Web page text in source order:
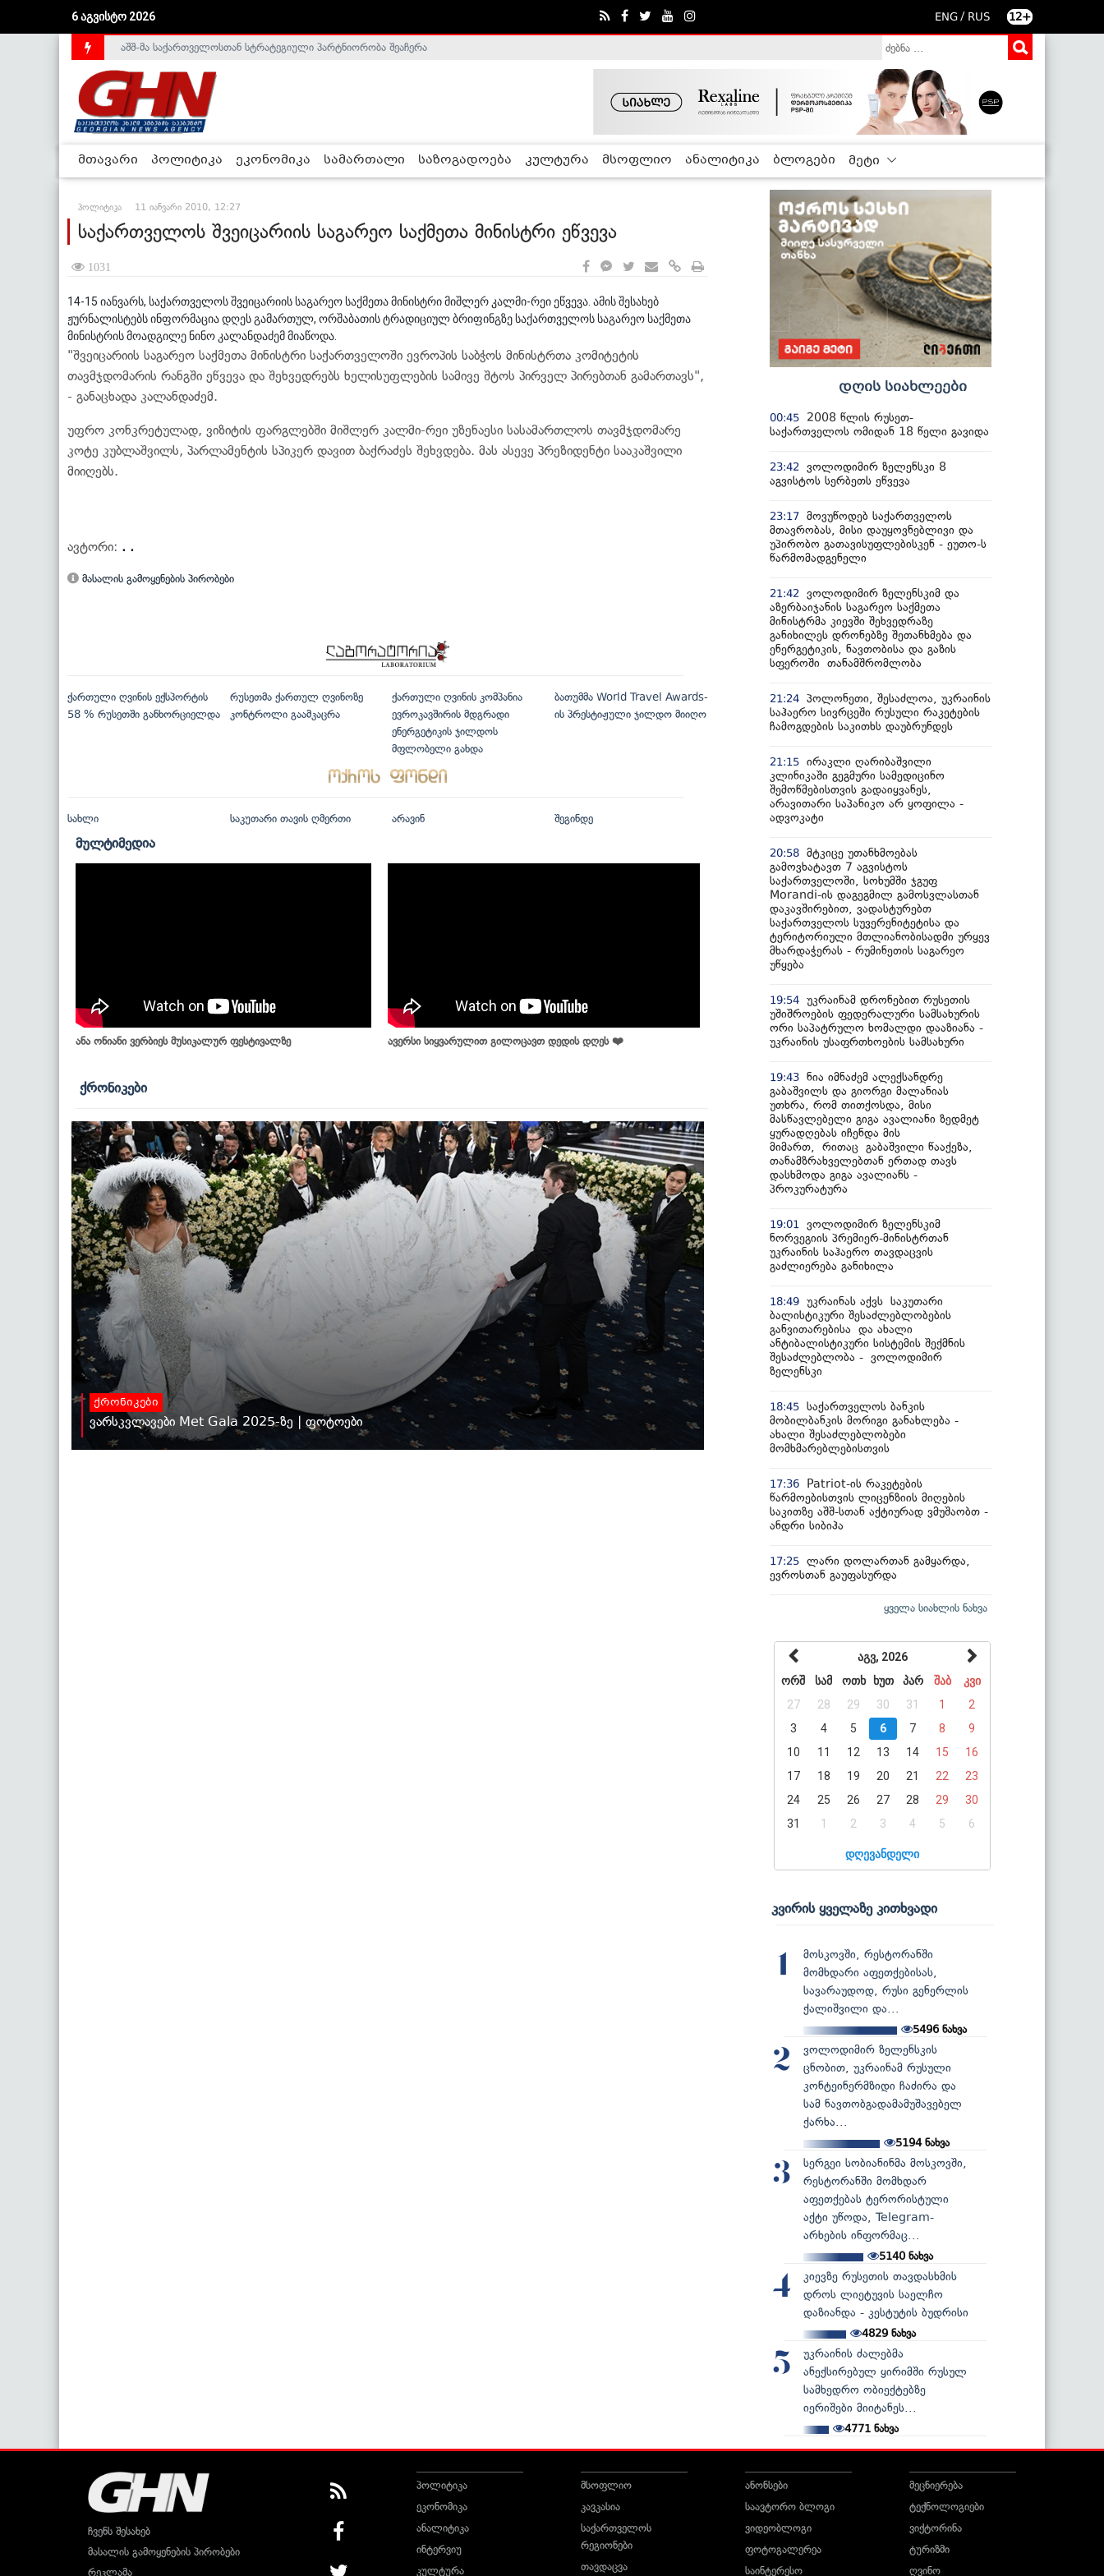
6 აგვისტო 2026 ENG / RUS 12+
საქართველოს დე-ფაქტო მთავრობა არალეგიტიმურია - ჰელსინკის კომისია
აშშ-მა საქართველოსთან სტრატეგიული პარტნიორობა შეაჩერა
მთავარი პოლიტიკა ეკონომიკა სამართალი საზოგადოება კულტურა მსოფლიო ანალიტიკა ბლოგები მეტი
პოლიტიკა 11 იანვარი 2010, 12:27
საქართველოს შვეიცარიის საგარეო საქმეთა მინისტრი ეწვევა
1031
14-15 იანვარს, საქართველოს შვეიცარიის საგარეო საქმეთა მინისტრი მიშლერ კალმი-რეი ეწვევა. ამის შესახებ
ჟურნალისტებს ინფორმაცია დღეს გამართულ, ორშაბათის ტრადიციულ ბრიფინგზე საქართველოს საგარეო საქმეთა
მინისტრის მოადგილე ნინო კალანდაძემ მიაწოდა.
"შვეიცარიის საგარეო საქმეთა მინისტრი საქართველოში ევროპის საბჭოს მინისტრთა კომიტეტის
თავმჯდომარის რანგში ეწვევა და შეხვედრებს ხელისუფლების სამივე შტოს პირველ პირებთან გამართავს",
- განაცხადა კალანდაძემ.
უფრო კონკრეტულად, ვიზიტის ფარგლებში მიშლერ კალმი-რეი უზენაესი სასამართლოს თავმჯდომარე
კოტე კუბლაშვილს, პარლამენტის სპიკერ დავით ბაქრაძეს შეხვდება. მას ასევე პრეზიდენტი სააკაშვილი
მიიღებს.
ავტორი: . .
მასალის გამოყენების პირობები
ქართული ღვინის ექსპორტის
58 % რუსეთში განხორციელდა
რუსეთმა ქართულ ღვინოზე
კონტროლი გაამკაცრა
ქართული ღვინის კომპანია
ევროკავშირის მდგრადი
ენერგეტიკის ჯილდოს
მფლობელი გახდა
ბათუმმა World Travel Awards-
ის პრესტიჟული ჯილდო მიიღო
სახლი საკუთარი თავის ღმერთი არავინ შეგინდე
მულტიმედია
ანა ონიანი ვერბიეს მუსიკალურ ფესტივალზე ავერსი სიყვარულით გილოცავთ დედის დღეს ❤️
ქრონიკები
ქრონიკები
ვარსკვლავები Met Gala 2025-ზე | ფოტოები
დღის სიახლეები
00:45
2008 წლის რუსეთ-
საქართველოს ომიდან 18 წელი გავიდა
23:42
ვოლოდიმირ ზელენსკი 8
აგვისტოს სერბეთს ეწვევა
23:17 მოვუწოდებ საქართველოს
მთავრობას, მისი დაუყოვნებლივი და
უპირობო გათავისუფლებისკენ - ეუთო-ს
წარმომადგენელი
21:42
ვოლოდიმირ ზელენსკიმ და
აზერბაიჯანის საგარეო საქმეთა
მინისტრმა კიევში შეხვედრაზე
განიხილეს დრონებზე შეთანხმება და
ენერგეტიკის, ნავთობისა და გაზის
სფეროში თანამშრომლობა
21:24 პოლონეთი, შესაძლოა, უკრაინის
საჰაერო სივრცეში რუსული რაკეტების
ჩამოგდების საკითხს დაუბრუნდეს
21:15 ირაკლი ღარიბაშვილი
კლინიკაში გეგმური სამედიცინო
შემოწმებისთვის გადაიყვანეს,
არავითარი საპანიკო არ ყოფილა -
ადვოკატი
20:58 მტკიცე უთანხმოებას
გამოვხატავთ 7 აგვისტოს
საქართველოში, სოხუმში ჯგუფ
Morandi-ის დაგეგმილ გამოსვლასთან
დაკავშირებით, ვადასტურებთ
საქართველოს სუვერენიტეტისა და
ტერიტორიული მთლიანობისადმი ურყევ
მხარდაჭერას - რუმინეთის საგარეო
უწყება
19:54 უკრაინამ დრონებით რუსეთის
უშიშროების ფედერალური სამსახურის
ორი საპატრულო ხომალდი დააზიანა -
უკრაინის უსაფრთხოების სამსახური
19:43 ნია იმნაძემ ალექსანდრე
გაბაშვილს და გიორგი მალანიას
უთხრა, რომ თითქოსდა, მისი
მასწავლებელი გიგა ავალიანი ზედმეტ
ყურადღებას იჩენდა მის
მიმართ, რითაც გაბაშვილი წააქეზა,
თანამზრახველებთან ერთად თავს
დასხმოდა გიგა ავალიანს -
პროკურატურა
19:01
ვოლოდიმირ ზელენსკიმ
ნორვეგიის პრემიერ-მინისტრთან
უკრაინის საჰაერო თავდაცვის
გაძლიერება განიხილა
18:49 უკრაინას აქვს საკუთარი
ბალისტიკური შესაძლებლობების
განვითარებისა და ახალი
ანტიბალისტიკური სისტემის შექმნის
შესაძლებლობა - ვოლოდიმირ
ზელენსკი
18:45 საქართველოს ბანკის
მობილბანკის მორიგი განახლება -
ახალი შესაძლებლობები
მომხმარებლებისთვის
17:36
Patriot-ის რაკეტების
წარმოებისთვის ლიცენზიის მიღების
საკითზე აშშ-სთან აქტიურად ვმუშაობთ -
ანდრი სიბიჰა
17:25 ლარი დოლართან გამყარდა,
ევროსთან გაუფასურდა
ყველა სიახლის ნახვა
აგვ, 2026
ორშ
სამ ოთხ ხუთ პარ შაბ
კვი
27
28 29 30 31 1
2
3
4 5 6 7 8
9
10
11 12 13 14 15
16
17
18 19 20 21 22
23
24
25 26 27 28 29
30
31
1 2 3 4 5 6
დღევანდელი
კვირის ყველაზე კითხვადი
1
მოსკოვში, რესტორანში
მომხდარი აფეთქებისას,
სავარაუდოდ, რუსი გენერლის
ქალიშვილი და...
5496ნახვა
2
ვოლოდიმირ ზელენსკის
ცნობით, უკრაინამ რუსული
კონტეინერმზიდი ჩაძირა და
სამ ნავთობგადამამუშავებელ
ქარხა...
5194ნახვა
3
სერგეი სობიანინმა მოსკოვში,
რესტორანში მომხდარ
აფეთქებას ტერორისტული
აქტი უწოდა, Telegram-
არხების ინფორმაც...
5140ნახვა
4
კიევზე რუსეთის თავდასხმის
დროს ლიეტუვის საელჩო
დაზიანდა - კესტუტის ბუდრისი
4829ნახვა
5
უკრაინის ძალებმა
ანექსირებულ ყირიმში რუსულ
სამხედრო ობიექტებზე
იერიშები მიიტანეს...
4771 ნახვა
ჩვენს შესახებ
მასალის გამოყენების პირობები
რეკლამა
პოლიტიკა
ეკონომიკა
ანალიტიკა
ინტერვიუ
კულტურა
მსოფლიო
კავკასია
საქართველოს
რეგიონები
თავდაცვა
ანონსები
საავტორო ბლოგი
ვიდეობლოგი
ფოტოგალერეა
საინტერესო
მეცნიერება
ტექნოლოგიები
ვიქტორინა
ტურიზმი
ღვინო